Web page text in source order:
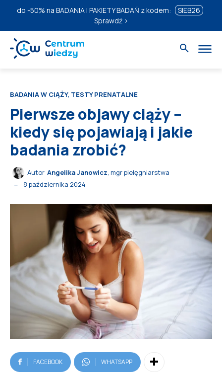
do -50% na BADANIA I PAKIETY BADAŃ z kodem:
SIEB26
Sprawdź ›
BADANIA W CIĄŻY, TESTY PRENATALNE
Pierwsze objawy ciąży –
kiedy się pojawiają i jakie
badania zrobić?
Autor Angelika Janowicz, mgr pielęgniarstwa
8 października 2024
FACEBOOK WHATSAPP